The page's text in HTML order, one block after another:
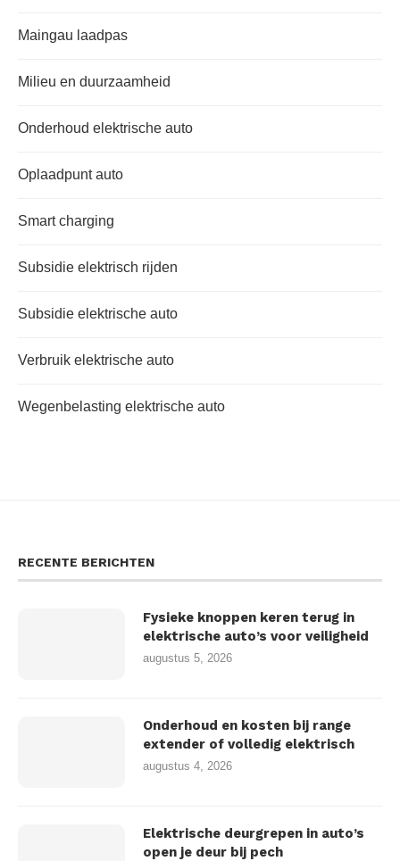
Maingau laadpas
Milieu en duurzaamheid
Onderhoud elektrische auto
Oplaadpunt auto
Smart charging
Subsidie elektrisch rijden
Subsidie elektrische auto
Verbruik elektrische auto
Wegenbelasting elektrische auto
RECENTE BERICHTEN
Fysieke knoppen keren terug in
elektrische auto’s voor veiligheid
augustus 5, 2026
Onderhoud en kosten bij range
extender of volledig elektrisch
augustus 4, 2026
Elektrische deurgrepen in auto’s
open je deur bij pech